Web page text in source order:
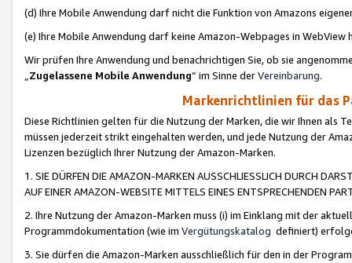
(d) Ihre Mobile Anwendung darf nicht die Funktion von Amazons
(e) Ihre Mobile Anwendung darf keine Amazon-Webpages in WebView
Wir prüfen Ihre Anwendung und benachrichtigen Sie, ob sie
„Zugelassene Mobile Anwendung“ im Sinne derVereinbarung.
Markenrichtlinien für das
Diese Richtlinien gelten für die Nutzung der Marken, die wir Ihnen als
müssen jederzeit strikt eingehalten werden, und jede Nutzung der
Lizenzen bezüglich Ihrer Nutzung der Amazon-Marken.
1. SIE DÜRFEN DIE AMAZON-MARKEN AUSSCHLIESSLICH DURCH
AUF EINER AMAZON-WEBSITE MITTELS EINES ENTSPRECHENDEN
2. Ihre Nutzung der Amazon-Marken muss (i) im Einklang mit der
Programmdokumentation (wie im Vergütungskatalog definiert)
3. Sie dürfen die Amazon-Marken ausschließlich für den in der